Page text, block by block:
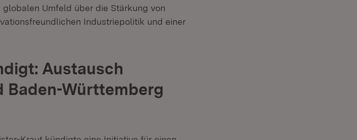
Umfeld über die Stärkung von
Industriepolitik und einer
Austausch
Baden-Württemberg